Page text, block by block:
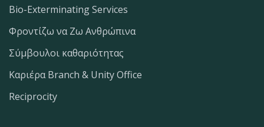
Bio-Exterminating Services
Φροντίζω να Ζω Ανθρώπινα
Σύμβουλοι καθαριότητας
Καριέρα Branch & Unity Office
Reciprocity